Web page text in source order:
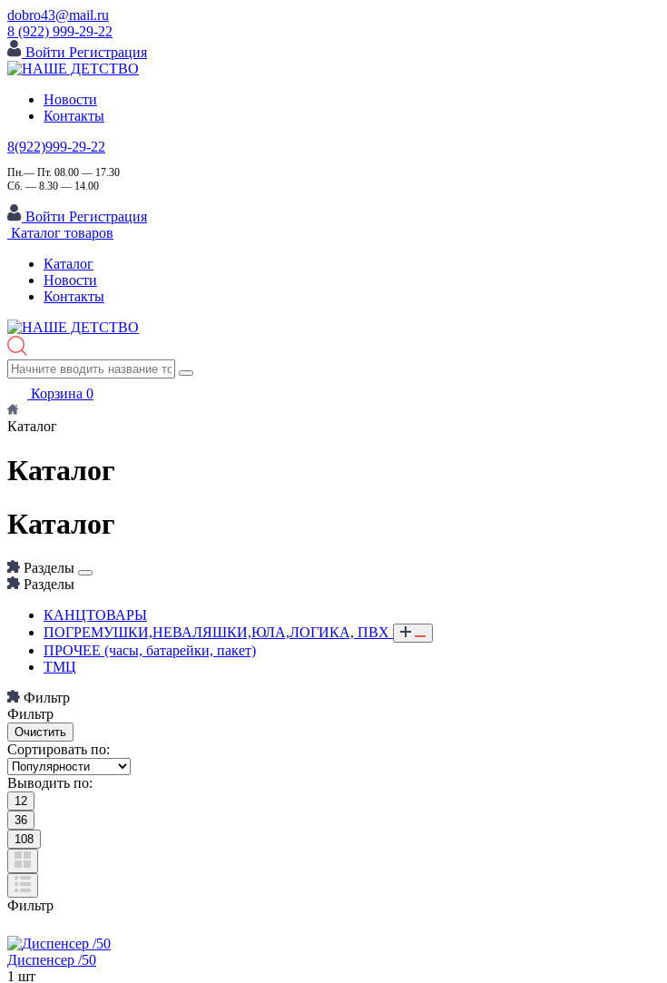
dobro43@mail.ru
8 (922) 999-29-22
Войти Регистрация
Новости
Контакты
8(922)999-29-22
Пн.— Пт. 08.00 — 17.30
Сб. — 8.30 — 14.00
Войти Регистрация
Каталог товаров
Каталог
Новости
Контакты
Корзина 0
Каталог
Каталог
Каталог
Разделы
Разделы
КАНЦТОВАРЫ
ПОГРЕМУШКИ,НЕВАЛЯШКИ,ЮЛА,ЛОГИКА, ПВХ
ПРОЧЕЕ (часы, батарейки, пакет)
ТМЦ
Фильтр
Фильтр
Сортировать по:
Выводить по:
12
36
108
Фильтр
Диспенсер /50
1 шт